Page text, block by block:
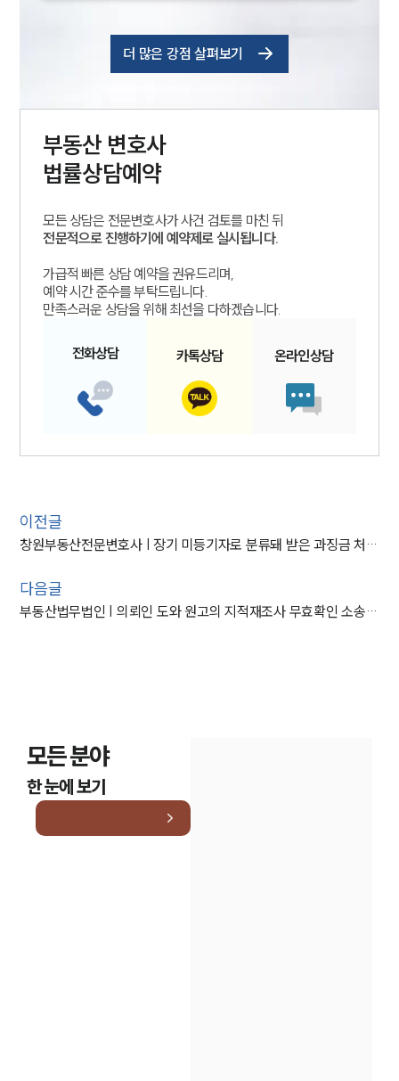
더 많은 강점 살펴보기
부동산 변호사
법률상담예약
모든 상담은 전문변호사가 사건 검토를 마친 뒤
전문적으로 진행하기에 예약제로 실시됩니다.
가급적 빠른 상담 예약을 권유드리며,
예약 시간 준수를 부탁드립니다.
만족스러운 상담을 위해 최선을 다하겠습니다.
전화상담 카톡상담 온라인상담
이전글
창원부동산전문변호사 | 장기 미등기자로 분류돼 받은 과징금 처분 ‘취소’
다음글
부동산법무법인 | 의뢰인 도와 원고의 지적재조사 무효확인 소송 청구 기각
모든 분야
한 눈에 보기